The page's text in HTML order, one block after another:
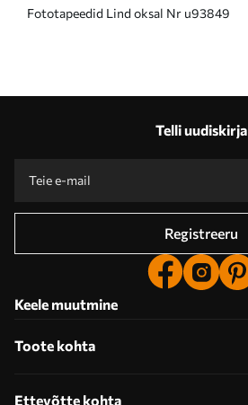
Fototapeedid Lind oksal Nr u93849
Telli uudiskirja
Registreeru
Keele muutmine
Toote kohta
Ettevõtte kohta